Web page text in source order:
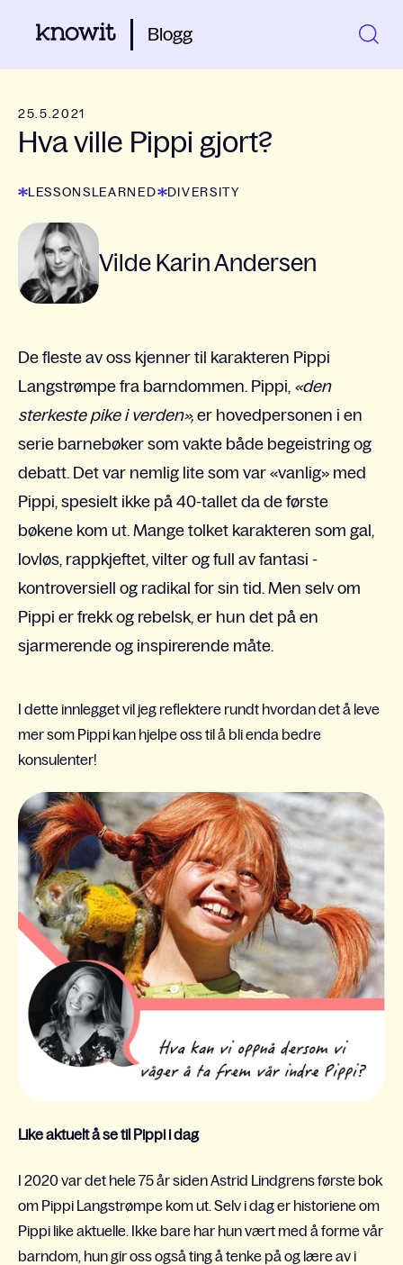
Blogg
25.5.2021
Hva ville Pippi gjort?
LESSONSLEARNED DIVERSITY
Vilde Karin Andersen
De fleste av oss kjenner til karakteren Pippi
Langstrømpe fra barndommen. Pippi, «den
sterkeste pike i verden», er hovedpersonen i en
serie barnebøker som vakte både begeistring og
debatt. Det var nemlig lite som var «vanlig» med
Pippi, spesielt ikke på 40-tallet da de første
bøkene kom ut. Mange tolket karakteren som gal,
lovløs, rappkjeftet, vilter og full av fantasi -
kontroversiell og radikal for sin tid. Men selv om
Pippi er frekk og rebelsk, er hun det på en
sjarmerende og inspirerende måte.
I dette innlegget vil jeg reflektere rundt hvordan det å leve
mer som Pippi kan hjelpe oss til å bli enda bedre
konsulenter!
Like aktuelt å se til Pippi i dag
I 2020 var det hele 75 år siden Astrid Lindgrens første bok
om Pippi Langstrømpe kom ut. Selv i dag er historiene om
Pippi like aktuelle. Ikke bare har hun vært med å forme vår
barndom, hun gir oss også ting å tenke på og lære av i